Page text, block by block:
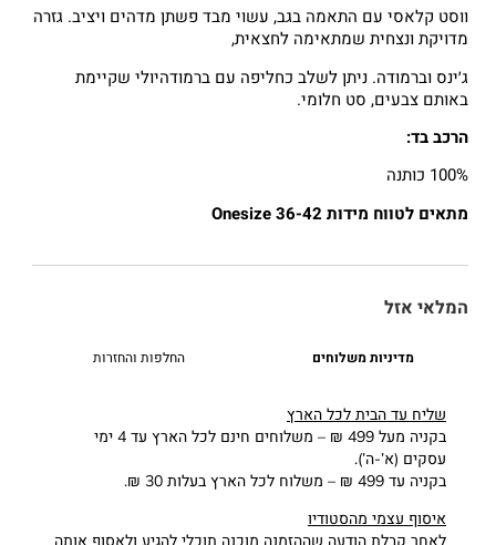
ווסט קלאסי עם התאמה בגב, עשוי מבד פשתן מדהים ויציב. גזרה
מדויקת ונצחית שמתאימה לחצאית,
ג׳ינס וברמודה. ניתן לשלב כחליפה עם ברמודהיולי שקיימת
באותם צבעים, סט חלומי.
הרכב בד:
100% כותנה
מתאים לטווח מידות 36-42 Onesize
המלאי אזל
מדיניות משלוחים החלפות והחזרות
שליח עד הבית לכל הארץ
בקניה מעל 499 ₪ – משלוחים חינם לכל הארץ עד 4 ימי
עסקים (א’-ה’).
בקניה עד 499 ₪ – משלוח לכל הארץ בעלות 30 ₪.
איסוף עצמי מהסטודיו
לאחר קבלת הודעה שההזמנה מוכנה תוכלי להגיע ולאסוף אותה